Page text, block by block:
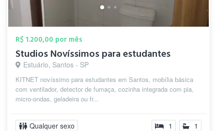
R$ 1.200,00 por mês
Studios Novíssimos para estudantes
Estuário, Santos - SP
KITNET novíssimo para estudantes em Santos, mobília básica
com ventilador, detector de fumaça, cozinha integrada com pia,
micro-ondas, geladeira ou fr...
Qualquer sexo 1 1